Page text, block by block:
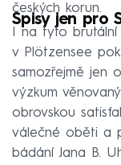
českých korun.
Spisy jen pro
I na tyto
v Plötzensee
samozřejmě jen
výzkum
obrovskou
válečné oběti a
bádání Jana B.